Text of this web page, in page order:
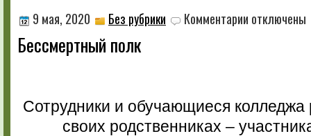
9 мая, 2020 Без рубрики Комментарии записи
отключены
Бессмертный полк
Сотрудники и обучающиеся колледжа
своих родственниках –